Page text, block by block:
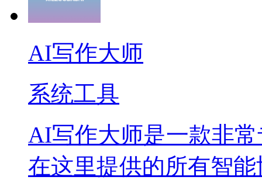
AI写作大师
系统工具
AI写作大师是一款非
在这里提供的所有智